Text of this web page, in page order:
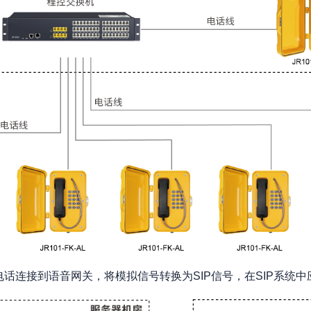
话连接到语音网关，将模拟信号转换为SIP信号，在SIP系统中